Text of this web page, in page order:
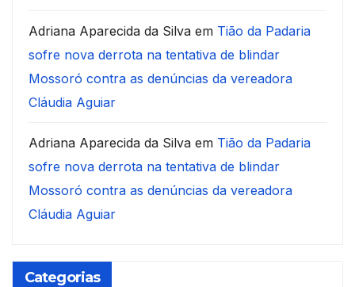
Adriana Aparecida da Silva em Tião da Padaria
sofre nova derrota na tentativa de blindar
Mossoró contra as denúncias da vereadora
Cláudia Aguiar
Adriana Aparecida da Silva em Tião da Padaria
sofre nova derrota na tentativa de blindar
Mossoró contra as denúncias da vereadora
Cláudia Aguiar
Categorias